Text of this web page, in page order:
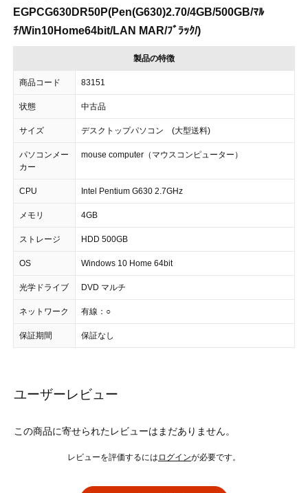
EGPCG630DR50P(Pen(G630)2.70/4GB/500GB/ﾏﾙ
ﾁ/Win10Home64bit/LAN MAR/ﾌﾞﾗｯｸ/)
製品の特徴
商品コード 83151
状態 中古品
サイズ デスクトップパソコン (大型送料)
パソコンメー
カー
mouse computer（マウスコンピューター）
CPU Intel Pentium G630 2.7GHz
メモリ 4GB
ストレージ HDD 500GB
OS Windows 10 Home 64bit
光学ドライブ DVD マルチ
ネットワーク 有線：○
保証期間 保証なし
ユーザーレビュー
この商品に寄せられたレビューはまだありません。
レビューを評価するには ログインが必要です。